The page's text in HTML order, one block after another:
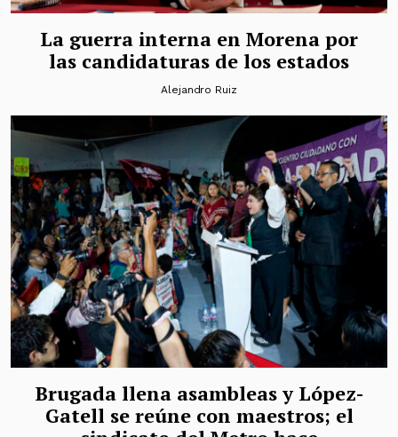
La guerra interna en Morena por
las candidaturas de los estados
Alejandro Ruiz
Brugada llena asambleas y López-
Gatell se reúne con maestros; el